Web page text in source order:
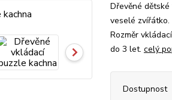
Dřevěné
veselé
Rozměr
do 3 let. celý
Dostupnost